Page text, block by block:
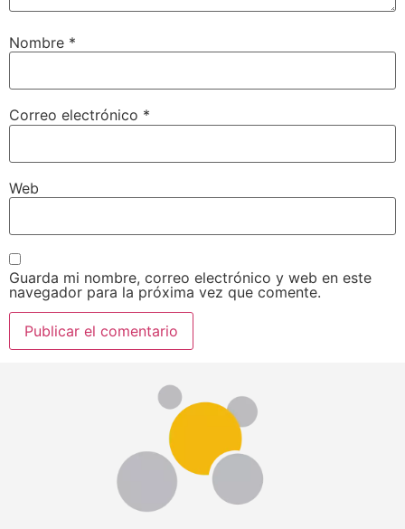
Nombre *
Correo electrónico *
Web
Guarda mi nombre, correo electrónico y web en este
navegador para la próxima vez que comente.